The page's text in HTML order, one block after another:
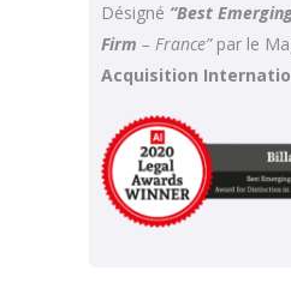
Désigné “Best
Firm – France”par le
Acquisition